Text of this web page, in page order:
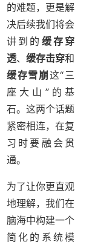
的难题，更是解
决后续我们将会
讲到的 缓存穿
透、 缓存击穿和
缓存雪崩这“三
座大山”的基
石。这两个话题
紧密相连，在复
习时要融会贯
通。
为了让你更直观
地理解，我们在
脑海中构建一个
简化的系统模